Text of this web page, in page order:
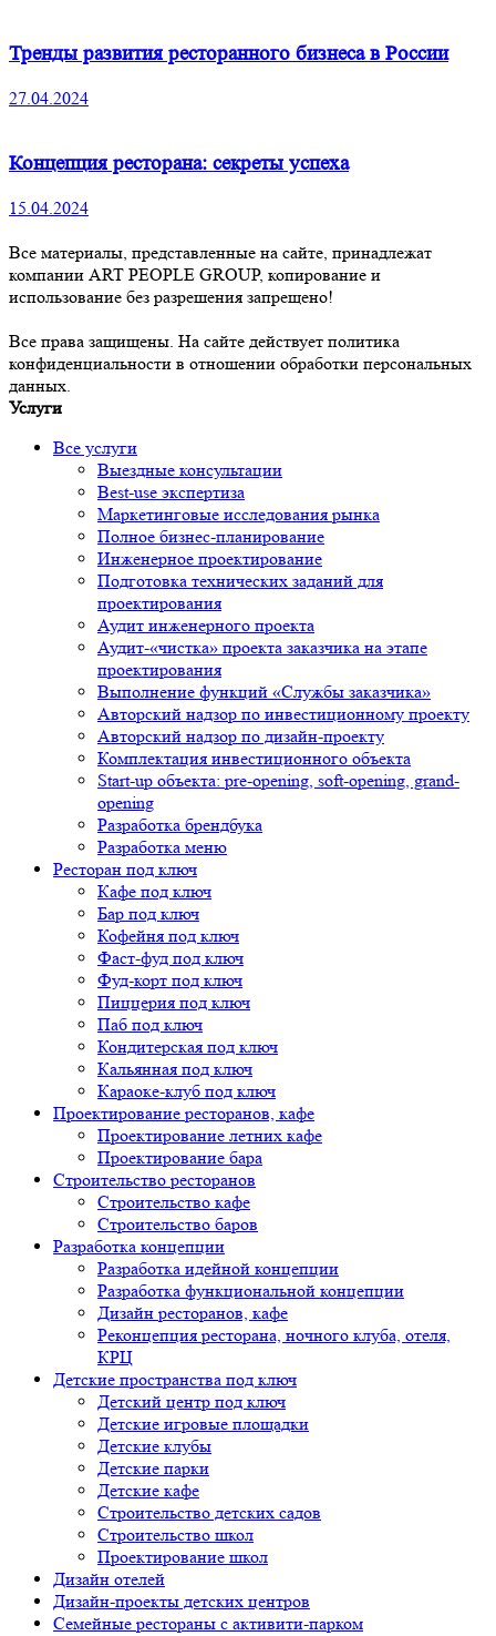
Тренды развития ресторанного бизнеса в России
27.04.2024
Концепция ресторана: секреты успеха
15.04.2024
Все материалы, представленные на сайте, принадлежат
компании ART PEOPLE GROUP, копирование и
использование без разрешения запрещено!
Все права защищены. На сайте действует политика
конфиденциальности в отношении обработки персональных
данных.
Услуги
Все услуги
Выездные консультации
Best-use экспертиза
Маркетинговые исследования рынка
Полное бизнес-планирование
Инженерное проектирование
Подготовка технических заданий для
проектирования
Аудит инженерного проекта
Аудит-«чистка» проекта заказчика на этапе
проектирования
Выполнение функций «Службы заказчика»
Авторский надзор по инвестиционному проекту
Авторский надзор по дизайн-проекту
Комплектация инвестиционного объекта
Start-up объекта: pre-opening, soft-opening, grand-
opening
Разработка брендбука
Разработка меню
Ресторан под ключ
Кафе под ключ
Бар под ключ
Кофейня под ключ
Фаст-фуд под ключ
Фуд-корт под ключ
Пиццерия под ключ
Паб под ключ
Кондитерская под ключ
Кальянная под ключ
Караоке-клуб под ключ
Проектирование ресторанов, кафе
Проектирование летних кафе
Проектирование бара
Строительство ресторанов
Строительство кафе
Строительство баров
Разработка концепции
Разработка идейной концепции
Разработка функциональной концепции
Дизайн ресторанов, кафе
Реконцепция ресторана, ночного клуба, отеля,
КРЦ
Детские пространства под ключ
Детский центр под ключ
Детские игровые площадки
Детские клубы
Детские парки
Детские кафе
Строительство детских садов
Строительство школ
Проектирование школ
Дизайн отелей
Дизайн-проекты детских центров
Семейные рестораны с активити-парком